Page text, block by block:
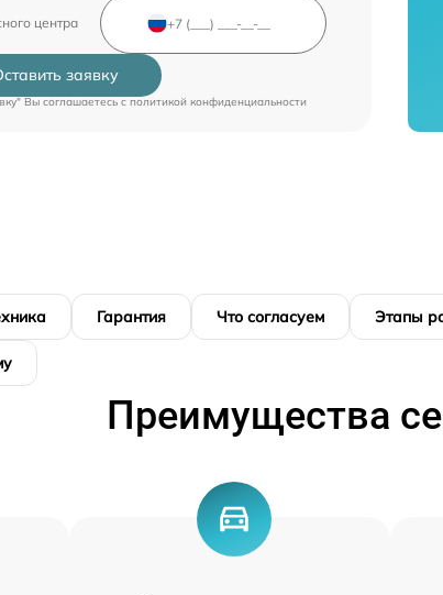
центра
заявку
Вы соглашаетесь cполитикой конфиденциальности
Гарантия Что согласуем Этапы
Преимущества